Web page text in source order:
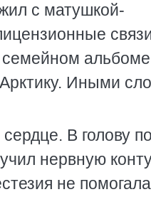
с матушкой-
семейном
Иными
В голову
нервную
не